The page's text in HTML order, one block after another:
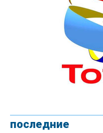
последние